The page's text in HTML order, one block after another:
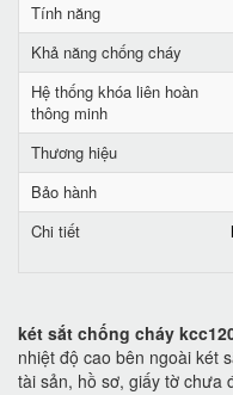
Tính năng
Khả năng chống cháy
Hệ thống khóa liên hoàn
thông minh
Thương hiệu
Bảo hành
Chi tiết
két sắt chống cháy
nhiệt độ cao bên ngoài két
tài sản, hồ sơ, giấy tờ chưa